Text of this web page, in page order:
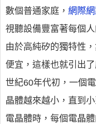
數個普通家庭， 網際
視聽設備豐富著每個人
由於高純矽的獨特性
便宜，這樣也就引出
世紀60年代初，一個
晶體越來越小，直到
電晶體時，每個電晶